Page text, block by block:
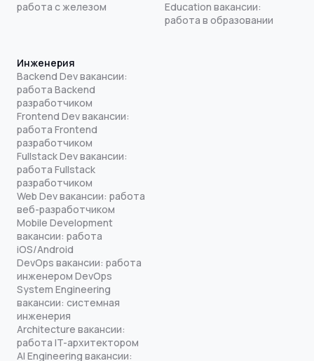
работа с железом
Education вакансии:
работа в образовании
Инженерия
Backend Dev вакансии:
работа Backend
разработчиком
Frontend Dev вакансии:
работа Frontend
разработчиком
Fullstack Dev вакансии:
работа Fullstack
разработчиком
Web Dev вакансии: работа
веб-разработчиком
Mobile Development
вакансии: работа
iOS/Android
DevOps вакансии: работа
инженером DevOps
System Engineering
вакансии: системная
инженерия
Architecture вакансии:
работа IT-архитектором
AI Engineering вакансии: